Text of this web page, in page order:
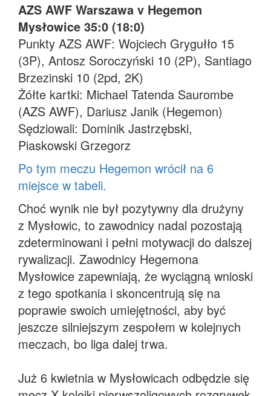
AZS AWF Warszawa v Hegemon
Mysłowice 35:0 (18:0)
Punkty AZS AWF: Wojciech Grygułło 15
(3P), Antosz Soroczyński 10 (2P), Santiago
Brzezinski 10 (2pd, 2K)
Żółte kartki: Michael Tatenda Saurombe
(AZS AWF), Dariusz Janik (Hegemon)
Sędziowali: Dominik Jastrzębski,
Piaskowski Grzegorz
Po tym meczu Hegemon wrócił na 6
miejsce w tabeli.
Choć wynik nie był pozytywny dla drużyny
z Mysłowic, to zawodnicy nadal pozostają
zdeterminowani i pełni motywacji do dalszej
rywalizacji. Zawodnicy Hegemona
Mysłowice zapewniają, że wyciągną wnioski
z tego spotkania i skoncentrują się na
poprawie swoich umiejętności, aby być
jeszcze silniejszym zespołem w kolejnych
meczach, bo liga dalej trwa.
Już 6 kwietnia w Mysłowicach odbędzie się